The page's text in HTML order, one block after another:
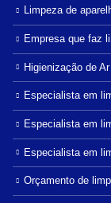
Limpeza de
Empresa que faz
Higienização de
Especialista em
Especialista em
Especialista em
Orçamento de